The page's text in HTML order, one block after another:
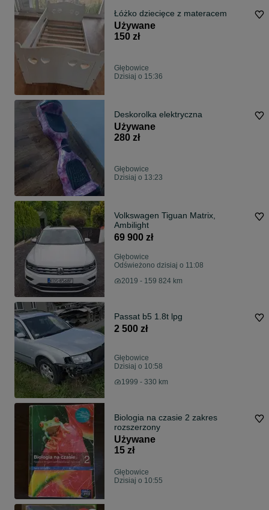
Łóżko dziecięce z materacem
Używane
150 zł
Głębowice
Dzisiaj o 15:36
Deskorolka elektryczna
Używane
280 zł
Głębowice
Dzisiaj o 13:23
Volkswagen Tiguan Matrix,
Ambilight
69 900 zł
Głębowice
Odświeżono dzisiaj o 11:08
2019 - 159 824 km
Passat b5 1.8t lpg
2 500 zł
Głębowice
Dzisiaj o 10:58
1999 - 330 km
Biologia na czasie 2 zakres
rozszerzony
Używane
15 zł
Głębowice
Dzisiaj o 10:55